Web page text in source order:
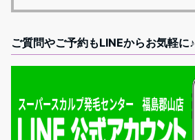
ご質問やご予約もLINEからお気軽に♪